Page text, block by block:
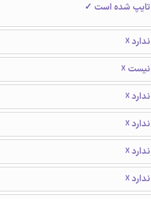
تایپ شده است ✓
ندارد ☓
نیست ☓
ندارد ☓
ندارد ☓
ندارد ☓
ندارد ☓